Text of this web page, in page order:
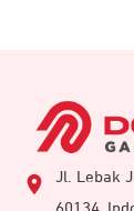
Jl. Lebak